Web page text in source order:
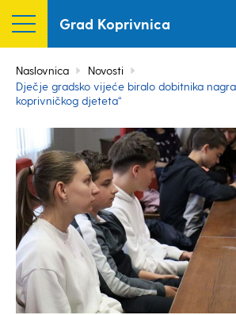
Grad Koprivnica
Naslovnica
Novosti
Dječje gradsko vijeće biralo dobitnika
koprivničkog djeteta“